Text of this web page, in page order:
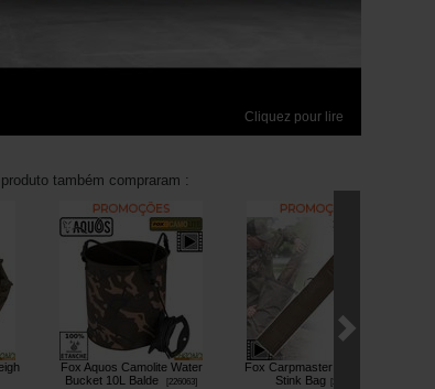
Cliquez pour lire
também compraram :
Fox Aquos Camolite Water
Bucket 10L Balde
226063]
Fox Carpmaster Welded XL
Stink Bag
226367